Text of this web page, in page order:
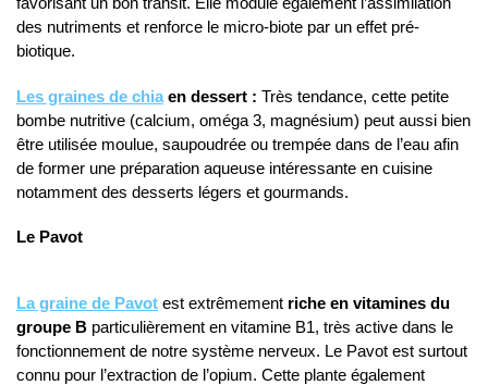
des nutriments et renforce le micro-biote par un effet pré-
biotique.
Les graines de chia en dessert : Très tendance, cette petite
bombe nutritive (calcium, oméga 3, magnésium) peut aussi bien
être utilisée moulue, saupoudrée ou trempée dans de l’eau afin
de former une préparation aqueuse intéressante en cuisine
notamment des desserts légers et gourmands.
Le Pavot
La graine de Pavot est extrêmement riche en vitamines du
groupe B particulièrement en vitamine B1, très active dans le
fonctionnement de notre système nerveux. Le Pavot est surtout
connu pour l’extraction de l’opium. Cette plante également